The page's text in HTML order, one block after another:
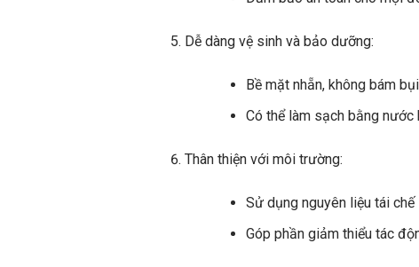
Dễ dàng vệ sinh và bảo dưỡng:
Bề mặt nhẵn, không bám bụi
Có thể làm sạch bằng
Thân thiện với môi trường:
Sử dụng nguyên liệu tái chế
Góp phần giảm thiểu tác